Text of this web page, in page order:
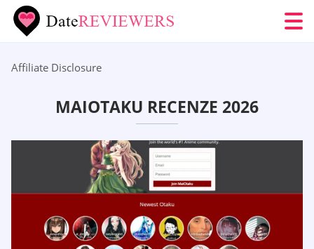
Affiliate Disclosure
MAIOTAKU RECENZE 2026